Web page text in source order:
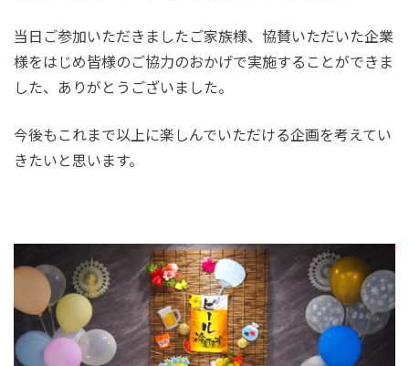
当日ご参加いただきましたご家族様、協賛いただいた企業
様をはじめ皆様のご協力のおかげで実施することができま
した、ありがとうございました。
今後もこれまで以上に楽しんでいただける企画を考えてい
きたいと思います。